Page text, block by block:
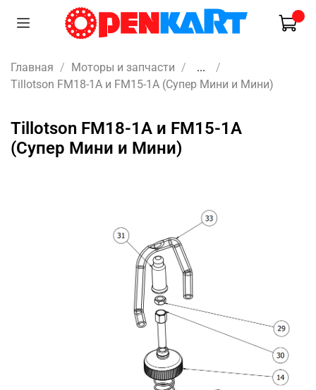
Главная Моторы и запчасти
...
Tillotson FM18-1A и FM15-1A (Супер Мини и Мини)
Tillotson FM18-1A и FM15-1A
(Супер Мини и Мини)